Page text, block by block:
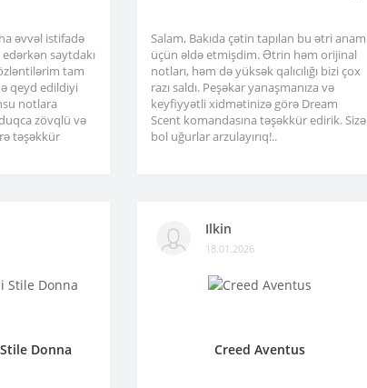
əvvəl istifadə
saytdakı
tam
qeyd edildiyi
notlara
zövqlü və
təşəkkür
Salam, Bakıda çətin tapılan bu ətri anam
üçün əldə etmişdim. Ətrin həm orijinal
notları, həm də yüksək qalıcılığı bizi çox
razı saldı. Peşəkar yanaşmanıza və
keyfiyyətli xidmətinizə görə Dream
Scent komandasına təşəkkür edirik. Sizə
bol uğurlar arzulayırıq!..
Donna
Ilkin
18.01.2026
Creed Aventus